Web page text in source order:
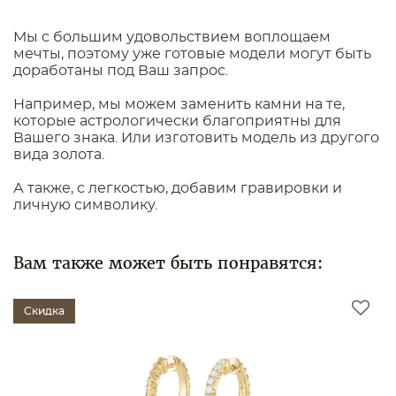
Мы с большим удовольствием воплощаем
мечты, поэтому уже готовые модели могут быть
доработаны под Ваш запрос.
Например, мы можем заменить камни на те,
которые астрологически благоприятны для
Вашего знака. Или изготовить модель из другого
вида золота.
А также, с легкостью, добавим гравировки и
личную символику.
Вам также может быть понравятся: